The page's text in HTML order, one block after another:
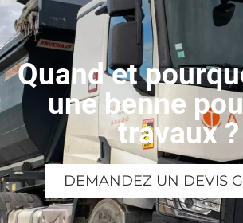
Quand et
une benne
travaux ?
DEMANDEZ UN DEVIS